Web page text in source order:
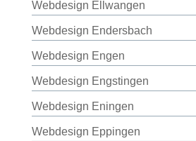
Webdesign Ellwangen
Webdesign Endersbach
Webdesign Engen
Webdesign Engstingen
Webdesign Eningen
Webdesign Eppingen